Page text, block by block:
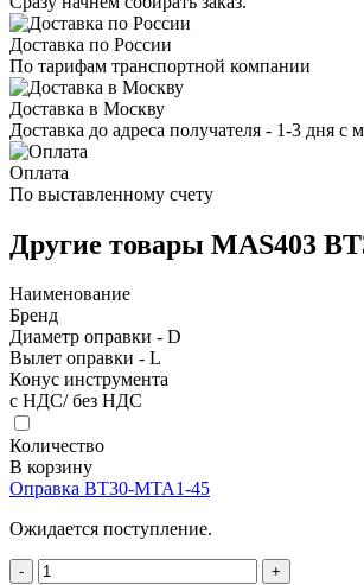
Доставка по России
По тарифам транспортной компании
Доставка в Москву
Доставка до адреса получателя - 1-3 дня с
Оплата
По выставленному счету
Другие товары MAS403
Наименование
Бренд
Диаметр оправки - D
Вылет оправки - L
Конус инструмента
с НДС/ без НДС
Количество
В корзину
Оправка BT30-MTA1-45
Ожидается поступление.
- +